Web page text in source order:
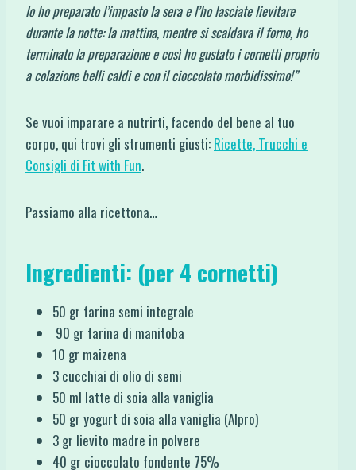
Io ho preparato l’impasto la sera e l’ho lasciate lievitare
durante la notte: la mattina, mentre si scaldava il forno, ho
terminato la preparazione e così ho gustato i cornetti proprio
a colazione belli caldi e con il cioccolato morbidissimo!”
Se vuoi imparare a nutrirti, facendo del bene al tuo
corpo, qui trovi gli strumenti giusti: Ricette, Trucchi e
Consigli di Fit with Fun.
Passiamo alla ricettona…
Ingredienti: (per 4 cornetti)
50 gr farina semi integrale
90 gr farina di manitoba
10 gr maizena
3 cucchiai di olio di semi
50 ml latte di soia alla vaniglia
50 gr yogurt di soia alla vaniglia (Alpro)
3 gr lievito madre in polvere
40 gr cioccolato fondente 75%